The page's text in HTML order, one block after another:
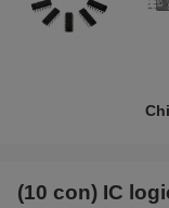
(10 con) IC